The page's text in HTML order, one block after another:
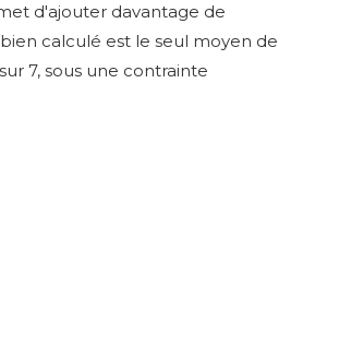
d'ajouter davantage de
calculé est le seul moyen de
7, sous une contrainte